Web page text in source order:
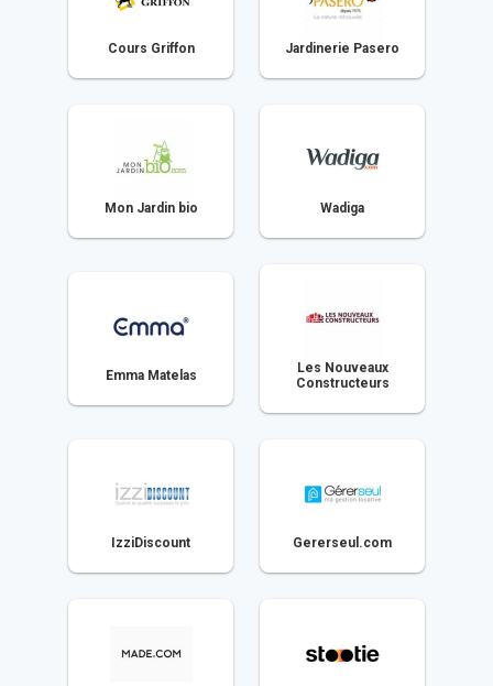
Cours Griffon Jardinerie Pasero
Mon Jardin bio Wadiga
Emma Matelas
Les Nouveaux
Constructeurs
IzziDiscount Gererseul.com